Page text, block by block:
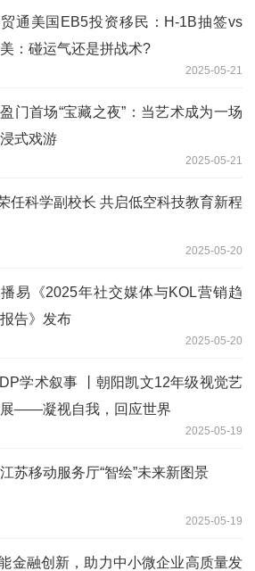
通美国EB5投资移民：H-1B抽签vs
：碰运气还是拼战术?
2025-05-21
门首场“宝藏之夜”：当艺术成为一场
式戏游
2025-05-21
任科学副校长 共启低空科技教育新程
2025-05-20
易《2025年社交媒体与KOL营销趋
告》发布
2025-05-20
学术叙事 丨朝阳凯文12年级视觉艺
——凝视自我，回应世界
2025-05-19
苏移动服务厅“智绘”未来新图景
2025-05-19
金融创新，助力中小微企业高质量发